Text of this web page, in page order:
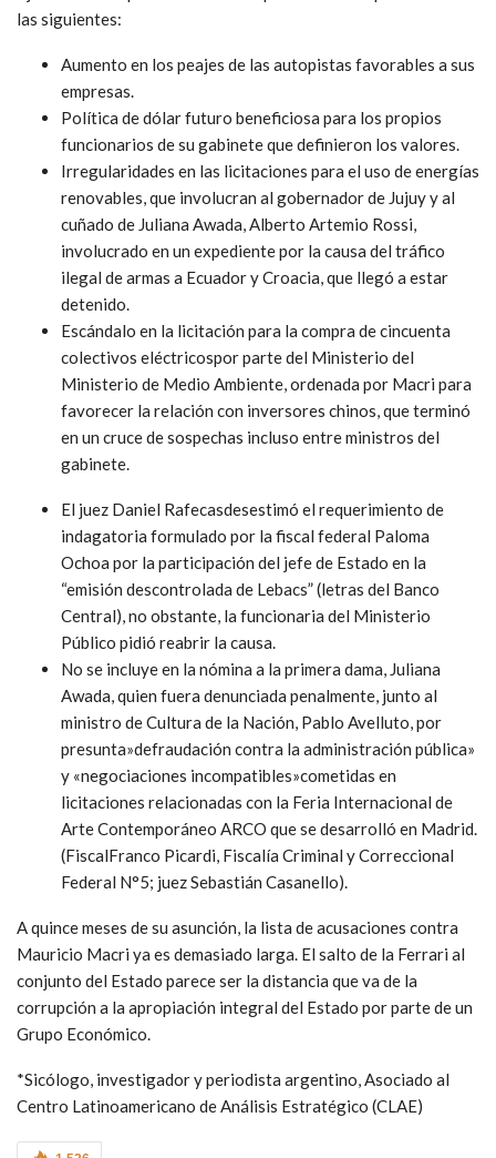
las siguientes:
Aumento en los peajes de las autopistas favorables a sus
empresas.
Política de dólar futuro beneficiosa para los propios
funcionarios de su gabinete que definieron los valores.
Irregularidades en las licitaciones para el uso de energías
renovables, que involucran al gobernador de Jujuy y al
cuñado de Juliana Awada, Alberto Artemio Rossi,
involucrado en un expediente por la causa del tráfico
ilegal de armas a Ecuador y Croacia, que llegó a estar
detenido.
Escándalo en la licitación para la compra de cincuenta
colectivos eléctricospor parte del Ministerio del
Ministerio de Medio Ambiente, ordenada por Macri para
favorecer la relación con inversores chinos, que terminó
en un cruce de sospechas incluso entre ministros del
gabinete.
El juez Daniel Rafecasdesestimó el requerimiento de
indagatoria formulado por la fiscal federal Paloma
Ochoa por la participación del jefe de Estado en la
“emisión descontrolada de Lebacs” (letras del Banco
Central), no obstante, la funcionaria del Ministerio
Público pidió reabrir la causa.
No se incluye en la nómina a la primera dama, Juliana
Awada, quien fuera denunciada penalmente, junto al
ministro de Cultura de la Nación, Pablo Avelluto, por
presunta»defraudación contra la administración pública»
y «negociaciones incompatibles»cometidas en
licitaciones relacionadas con la Feria Internacional de
Arte Contemporáneo ARCO que se desarrolló en Madrid.
(FiscalFranco Picardi, Fiscalía Criminal y Correccional
Federal N°5; juez Sebastián Casanello).
A quince meses de su asunción, la lista de acusaciones contra
Mauricio Macri ya es demasiado larga. El salto de la Ferrari al
conjunto del Estado parece ser la distancia que va de la
corrupción a la apropiación integral del Estado por parte de un
Grupo Económico.
*Sicólogo, investigador y periodista argentino, Asociado al
Centro Latinoamericano de Análisis Estratégico (CLAE)